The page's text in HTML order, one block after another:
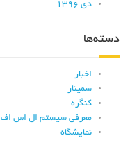
دی ۱۳۹۶
دسته‌ها
اخبار
سمینار
کنگره
معرفی سیستم ال اس اف
نمایشگاه